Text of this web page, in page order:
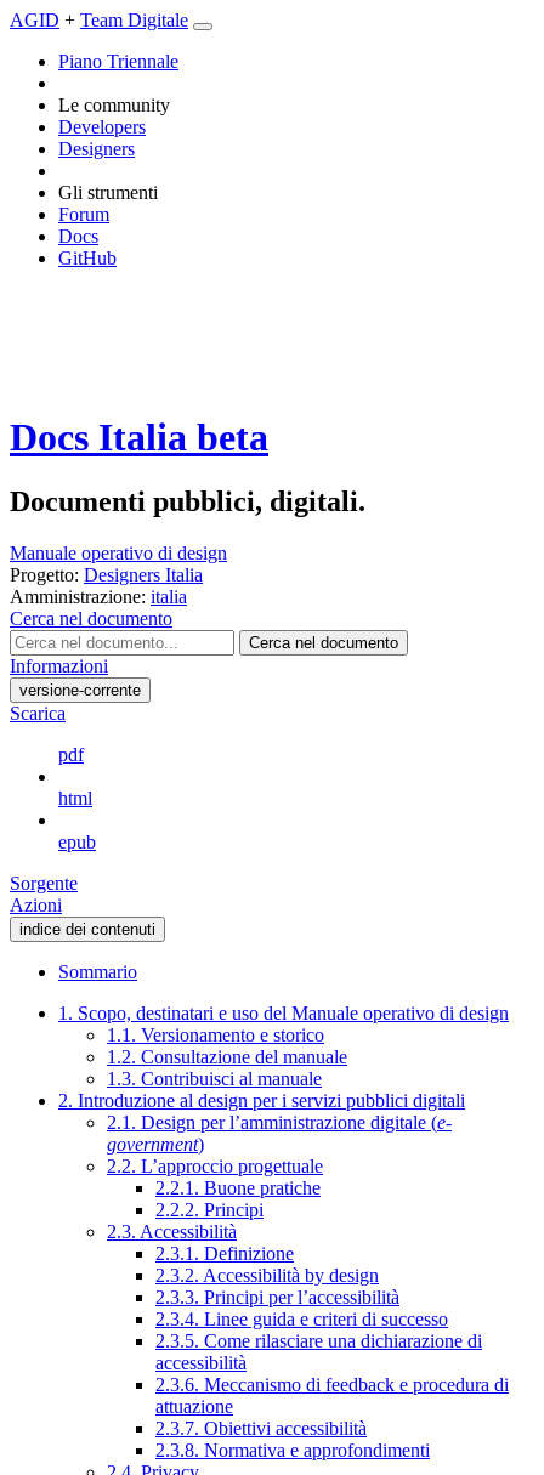
AGID + Team Digitale
Piano Triennale
Le community
Developers
Designers
Gli strumenti
Forum
Docs
GitHub
Docs Italia beta
Documenti pubblici, digitali.
Manuale operativo di design
Progetto: Designers Italia
Amministrazione: italia
Cerca nel documento
Cerca nel documento
Informazioni
versione-corrente
Scarica
pdf
html
epub
Sorgente
Azioni
indice dei contenuti
Sommario
1. Scopo, destinatari e uso del Manuale operativo di design
1.1. Versionamento e storico
1.2. Consultazione del manuale
1.3. Contribuisci al manuale
2. Introduzione al design per i servizi pubblici digitali
2.1. Design per l’amministrazione digitale (e-
government)
2.2. L’approccio progettuale
2.2.1. Buone pratiche
2.2.2. Principi
2.3. Accessibilità
2.3.1. Definizione
2.3.2. Accessibilità by design
2.3.3. Principi per l’accessibilità
2.3.4. Linee guida e criteri di successo
2.3.5. Come rilasciare una dichiarazione di
accessibilità
2.3.6. Meccanismo di feedback e procedura di
attuazione
2.3.7. Obiettivi accessibilità
2.3.8. Normativa e approfondimenti